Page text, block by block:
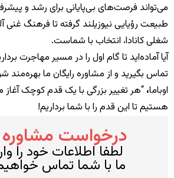
می‌تواند فرصت‌های بی‌پایانی برای رشد و
طبیعت رؤیایی نیوزیلند گرفته تا فرهنگ
شغلی کانادا، انتخاب با شماست.
آیا آماده‌اید تا گام اول را در مسیر مهاجرت
تماس بگیرید و از مشاوره رایگان ما
اوباما، “هر تغییر بزرگی با یک قدم کوچک آغاز
هستیم تا این قدم را با شما برداریم!
درخواست مشاوره
لطفا اطلاعات خود را
ما با شما تماس